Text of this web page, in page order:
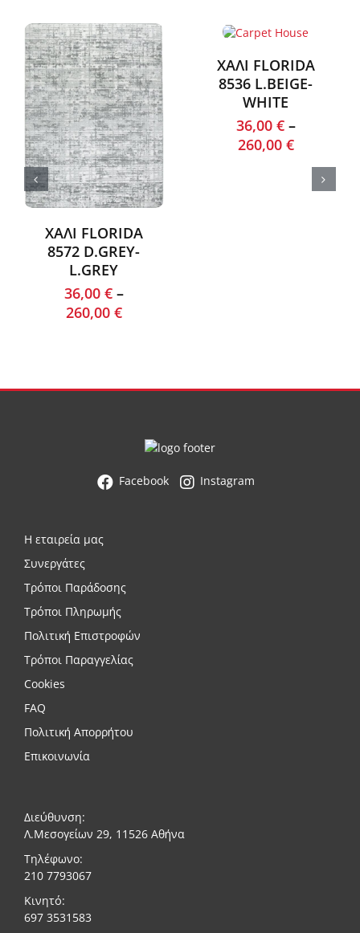
ΧΑΛΙ FLORIDA
8572 D.GREY-
L.GREY
36,00 €–
260,00 €
ΧΑΛΙ FLORIDA
8536 L.BEIGE-
WHITE
36,00 €–
260,00 €
Facebook Instagram
Η εταιρεία μας
Συνεργάτες
Τρόποι Παράδοσης
Τρόποι Πληρωμής
Πολιτική Επιστροφών
Τρόποι Παραγγελίας
Cookies
FAQ
Πολιτική Απορρήτου
Επικοινωνία
Διεύθυνση:
Λ.Μεσογείων 29, 11526 Αθήνα
Τηλέφωνο:
210 7793067
Κινητό:
697 3531583